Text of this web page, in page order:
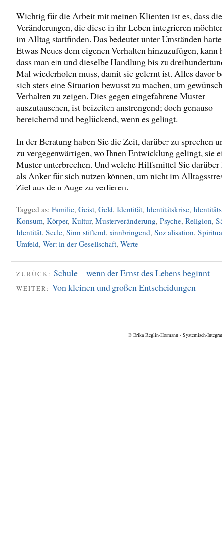
Wichtig für die Arbeit mit meinen Klienten ist es, dass die
Veränderungen, die diese in ihr Leben integrieren
im Alltag stattfinden. Das bedeutet unter Umständen
Etwas Neues dem eigenen Verhalten hinzuzufügen, kann
dass man ein und dieselbe Handlung bis zu
Mal wiederholen muss, damit sie gelernt ist. Alles davor
sich stets eine Situation bewusst zu machen, um
Verhalten zu zeigen. Dies gegen eingefahrene Muster
auszutauschen, ist beizeiten anstrengend; doch genauso
bereichernd und beglückend, wenn es gelingt.
In der Beratung haben Sie die Zeit, darüber zu sprechen
zu vergegenwärtigen, wo Ihnen Entwicklung gelingt, sie
Muster unterbrechen. Und welche Hilfsmittel Sie darüber
als Anker für sich nutzen können, um nicht im
Ziel aus dem Auge zu verlieren.
Tagged as: Familie, Geist, Geld, Identität, Identitätskrise,
Konsum, Körper, Kultur, Musterveränderung, Psyche, Religion,
Identität, Seele, Sinn stiftend, sinnbringend, Sozialisation,
Umfeld, Wert in der Gesellschaft, Werte
ZURÜCK: Schule – wenn der Ernst des Lebens beginnt
WEITER: Von kleinen und großen Entscheidungen
© Erika Reglin-Hormann - Systemisch-